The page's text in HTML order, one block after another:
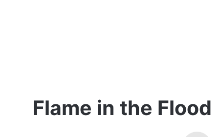
Flame in the Flood